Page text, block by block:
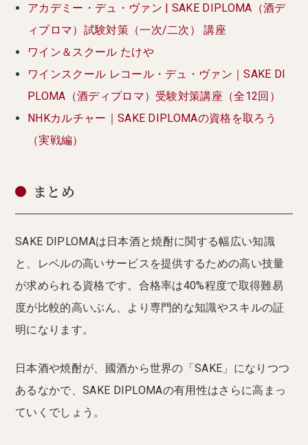
アカデミー・デュ・ヴァン | SAKE DIPLOMA（酒デ
ィプロマ）試験対策（一次/二次） 講座
ワイン＆スクール たけや
ワインスクール レコール・デュ・ヴァン｜SAKE DI
PLOMA（酒ディプロマ）受験対策講座（全12回）
NHKカルチャー｜SAKE DIPLOMAの資格を取ろう
（実戦編）
まとめ
SAKE DIPLOMAは日本酒と焼酎に関する幅広い知識
と、レベルの高いサービスを提供するための高い技量
が求められる資格です。合格率は40%程度で取得難易
度が比較的高いぶん、より専門的な知識やスキルの証
明になります。
日本酒や焼酎が、國酒から世界の「SAKE」になりつつ
あるなかで、SAKE DIPLOMAの有用性はさらに高まっ
ていくでしょう。